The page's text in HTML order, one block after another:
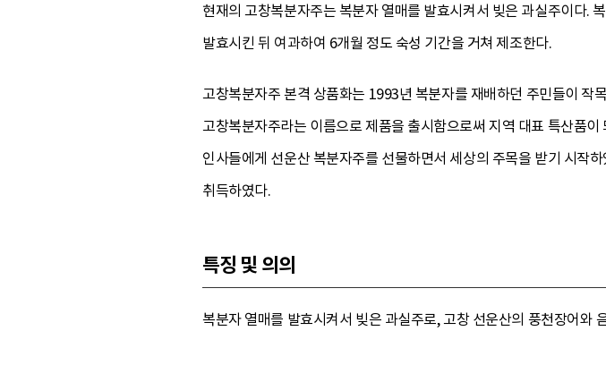
현재의 고창복분자주는 복분자 열매를 발효시켜서 빚은 과실주이다.
발효시킨 뒤 여과하여 6개월 정도 숙성 기간을 거쳐 제조한다.
고창복분자주 본격 상품화는 1993년 복분자를 재배하던 주민들이
고창복분자주라는 이름으로 제품을 출시함으로써 지역 대표 특산품
인사들에게 선운산 복분자주를 선물하면서 세상의 주목을 받기 시작
취득하였다.
특징 및 의의
복분자 열매를 발효시켜서 빚은 과실주로, 고창 선운산의 풍천장어와